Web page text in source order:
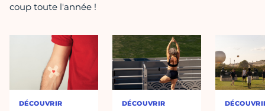
coup toute l'année !
DÉCOUVRIR DÉCOUVRIR